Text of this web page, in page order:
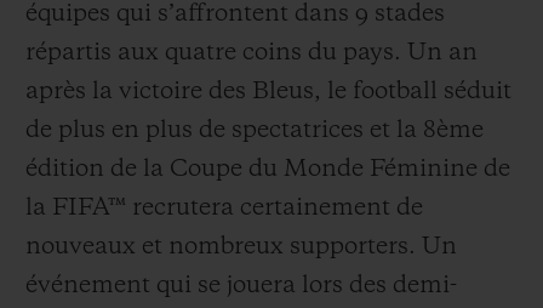
équipes qui s’affrontent dans 9 stades
répartis aux quatre coins du pays. Un an
après la victoire des Bleus, le football séduit
de plus en plus de spectatrices et la 8ème
édition de la Coupe du Monde Féminine de
la FIFA™ recrutera certainement de
nouveaux et nombreux supporters. Un
événement qui se jouera lors des demi-
POCHETTE CADEAU
NOUS CONTACTER